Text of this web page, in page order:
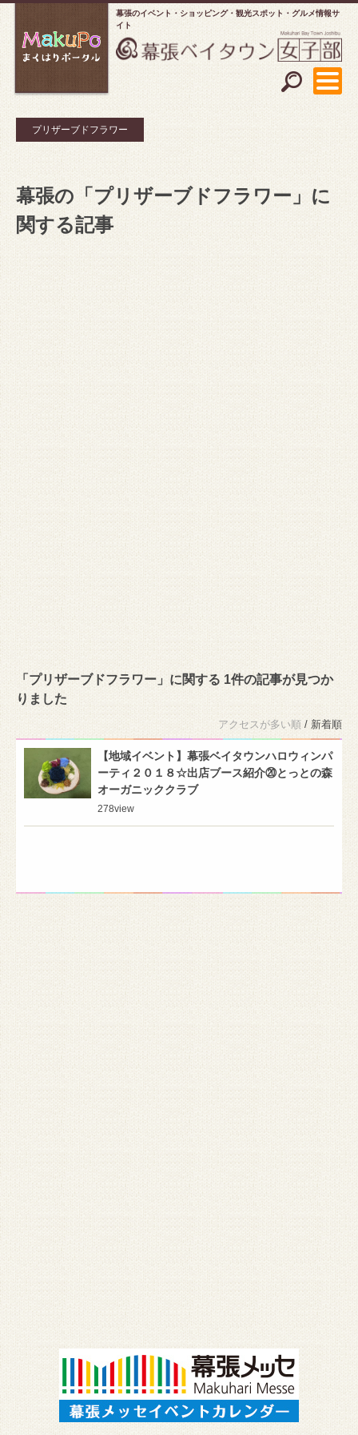
幕張のイベント・ショッピング
観光スポット・グルメ情報サ
イト
プリザーブドフラワー
幕張の「プリザーブドフラワー」に
関する記事
「プリザーブドフラワー」に関する 1件の記事が見つか
りました
アクセスが多い順 / 新着順
【地域イベント】幕張ベイタウンハロウィンパ
ーティ２０１８☆出店ブース紹介⑳とっとの森
オーガニッククラブ
278view